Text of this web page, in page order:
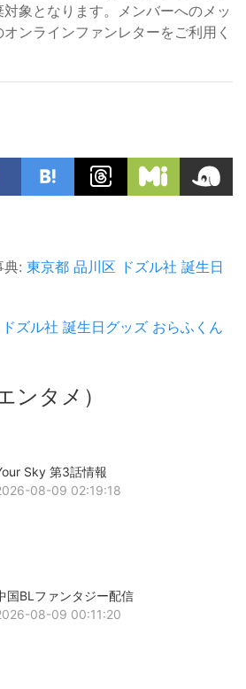
象となります。メンバーへのメッ
ンラインファンレターをご利用く
典: 東京都 品川区 ドズル社 誕生日
ドズル社 誕生日グッズ おらふくん
ンタメ）
Sky 第3話情報
08-09 02:19:18
国BLファンタジー配信
08-09 00:11:20